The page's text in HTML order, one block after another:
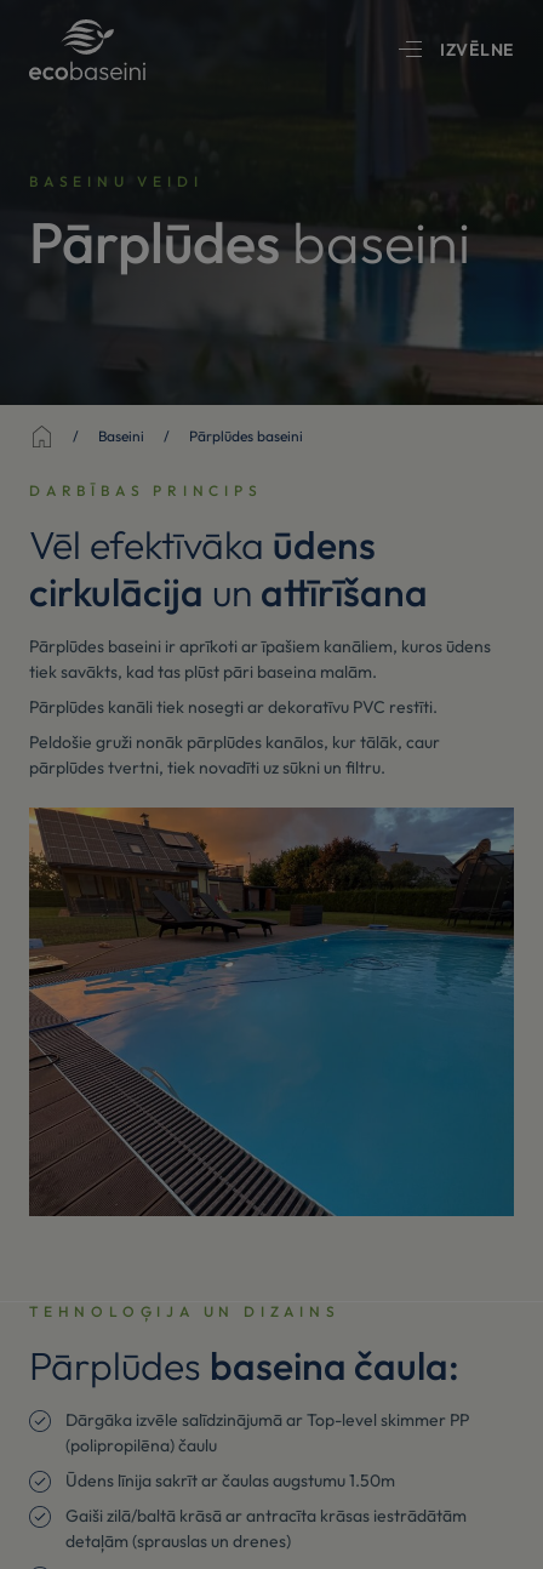
IZVĒLNE
BASEINU VEIDI
Pārplūdesbaseini
Sākums Baseini Pārplūdes baseini
DARBĪBAS PRINCIPS
Vēl efektīvāka ūdens
cirkulācija un attīrīšana
Pārplūdes baseini ir aprīkoti ar īpašiem kanāliem, kuros ūdens
tiek savākts, kad tas plūst pāri baseina malām.
Pārplūdes kanāli tiek nosegti ar dekoratīvu PVC restīti.
Peldošie gruži nonāk pārplūdes kanālos, kur tālāk, caur
pārplūdes tvertni, tiek novadīti uz sūkni un filtru.
TEHNOLOĢIJA UN DIZAINS
Pārplūdes baseina čaula:
Dārgāka izvēle salīdzinājumā ar Top-level skimmer PP
(polipropilēna) čaulu
Ūdens līnija sakrīt ar čaulas augstumu 1.50m
Gaiši zilā/baltā krāsā ar antracīta krāsas iestrādātām
detaļām (sprauslas un drenes)